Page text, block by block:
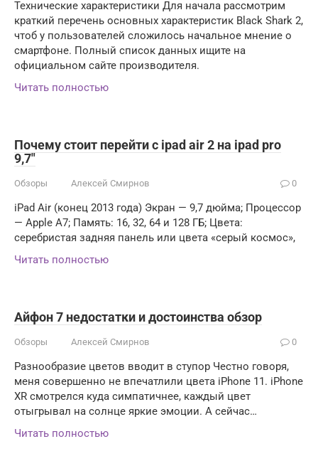
Технические характеристики Для начала рассмотрим
краткий перечень основных характеристик Black Shark 2,
чтоб у пользователей сложилось начальное мнение о
смартфоне. Полный список данных ищите на
официальном сайте производителя.
Читать полностью
Почему стоит перейти с ipad air 2 на ipad pro
9,7″
Обзоры Алексей Смирнов 0
iPad Air (конец 2013 года) Экран — 9,7 дюйма; Процессор
— Apple A7; Память: 16, 32, 64 и 128 ГБ; Цвета:
серебристая задняя панель или цвета «серый космос»,
Читать полностью
Айфон 7 недостатки и достоинства обзор
Обзоры Алексей Смирнов 0
Разнообразие цветов вводит в ступор Честно говоря,
меня совершенно не впечатлили цвета iPhone 11. iPhone
XR смотрелся куда симпатичнее, каждый цвет
отыгрывал на солнце яркие эмоции. А сейчас…
Читать полностью